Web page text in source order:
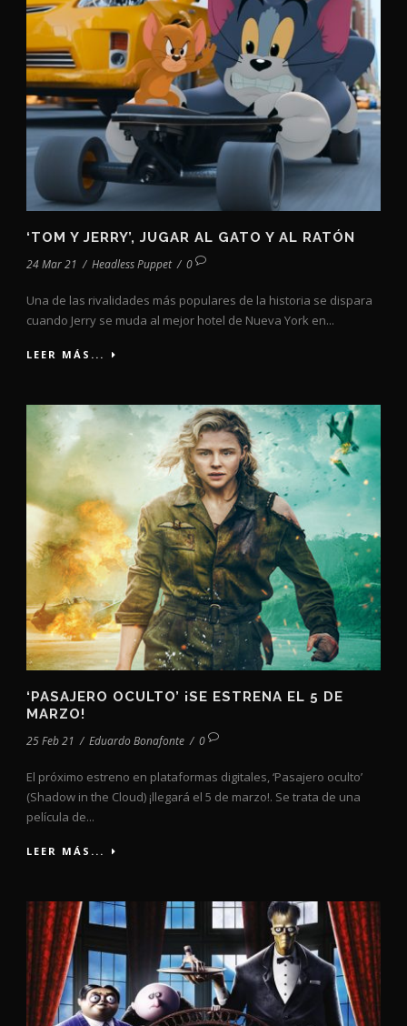
‘TOM Y JERRY’, JUGAR AL GATO Y AL RATÓN
24 Mar 21 / Headless Puppet / 0
Una de las rivalidades más populares de la historia se dispara
cuando Jerry se muda al mejor hotel de Nueva York en...
LEER MÁS...
‘PASAJERO OCULTO’ ¡SE ESTRENA EL 5 DE
MARZO!
25 Feb 21 / Eduardo Bonafonte / 0
El próximo estreno en plataformas digitales, ‘Pasajero oculto’
(Shadow in the Cloud) ¡llegará el 5 de marzo!. Se trata de una
película de...
LEER MÁS...